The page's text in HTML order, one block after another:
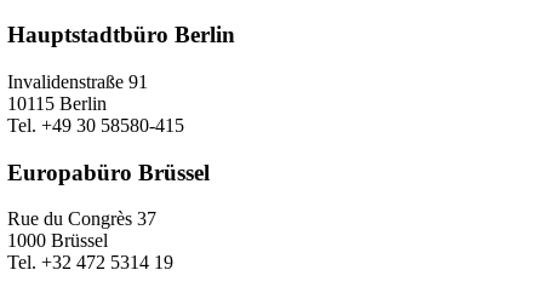
Hauptstadtbüro Berlin
Invalidenstraße 91
10115 Berlin
Tel. +49 30 58580-415
Europabüro Brüssel
Rue du Congrès 37
1000 Brüssel
Tel. +32 472 5314 19